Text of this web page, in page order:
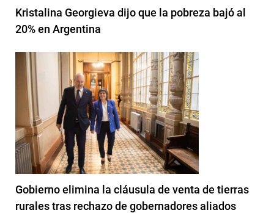
Kristalina Georgieva dijo que la pobreza bajó al
20% en Argentina
Gobierno elimina la cláusula de venta de tierras
rurales tras rechazo de gobernadores aliados